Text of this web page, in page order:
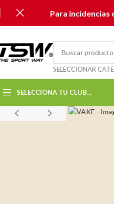
Para
SELECCIONA TU CLUB...